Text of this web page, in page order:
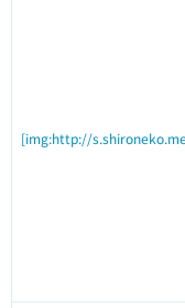
[img:http://